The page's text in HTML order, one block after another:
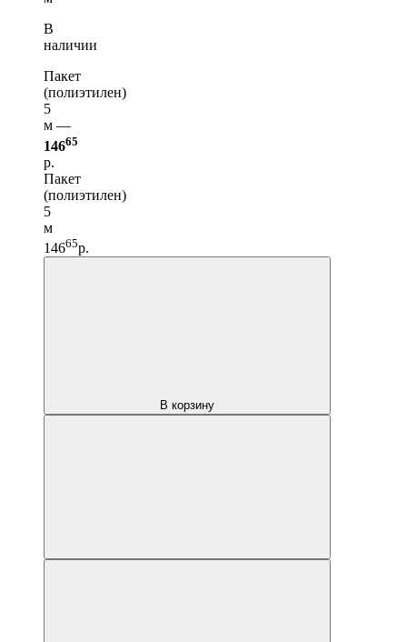
В
наличии
Пакет
(полиэтилен)
5
м —
14665
р.
Пакет
(полиэтилен)
5
м
14665р.
В корзину